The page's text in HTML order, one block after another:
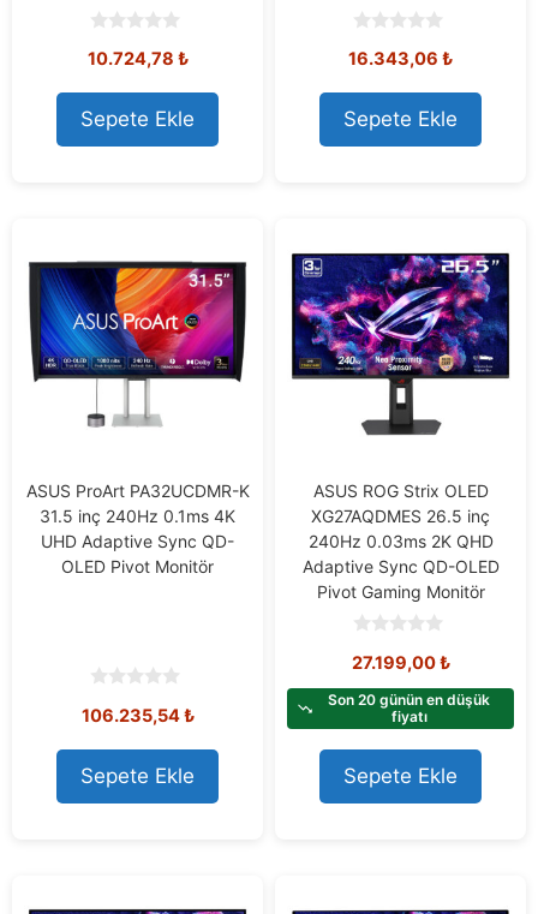
o
t
o
f
5
10.724,78 ₺
Sepete Ekle
o
t
o
f
5
16.343,06 ₺
Sepete Ekle
ASUS ProArt PA32UCDMR-K
31.5 inç 240Hz 0.1ms 4K
UHD Adaptive Sync QD-
OLED Pivot Monitör
o
t
o
f
5
106.235,54₺
Sepete Ekle
ASUS ROG Strix OLED
XG27AQDMES 26.5 inç
240Hz 0.03ms 2K QHD
Adaptive Sync QD-OLED
Pivot Gaming Monitör
o
t
f
5
27.199,00₺
Son 20 günün en düşük
fiyatı
Sepete Ekle